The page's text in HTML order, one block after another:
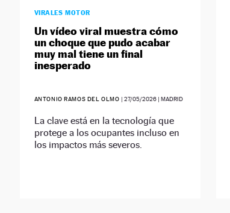
VIRALES MOTOR
Un vídeo viral muestra cómo
un choque que pudo acabar
muy mal tiene un final
inesperado
ANTONIO RAMOS DEL OLMO | 27/05/2026| MADRID
La clave está en la tecnología que
protege a los ocupantes incluso en
los impactos más severos.